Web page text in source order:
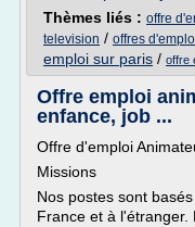
Thèmes liés : offre
television / offres
emploi sur paris / offre
Offre emploi
enfance, job ...
Offre d'emploi
Missions
Nos postes sont
France et à